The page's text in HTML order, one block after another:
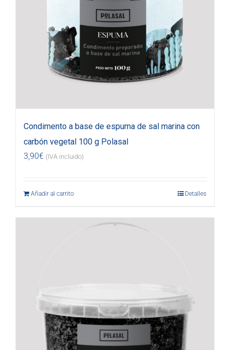
Condimento a base de espuma de sal marina con
carbón vegetal 100 g Polasal
3,90€ (IVA incluido)
Añadir al carrito Detalles